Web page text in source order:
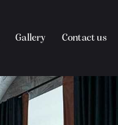
Gallery Contact us